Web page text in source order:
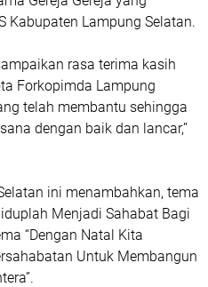
Kabupaten Lampung Selatan.
rasa terima kasih
Forkopimda Lampung
telah membantu sehingga
dengan baik dan lancar,”
ini menambahkan, tema
Menjadi Sahabat Bagi
“Dengan Natal Kita
Untuk Membangun